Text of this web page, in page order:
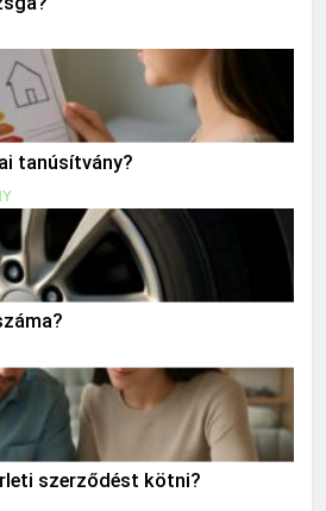
tanúsítvány?
szerződést kötni?